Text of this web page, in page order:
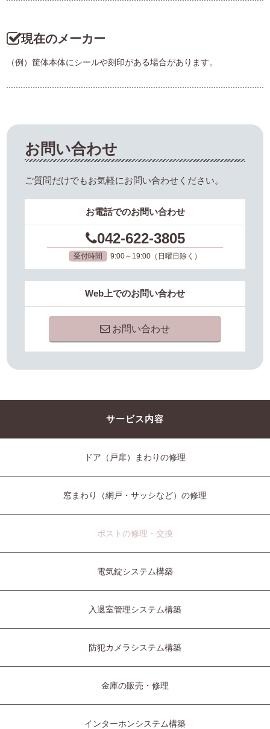
現在のメーカー
（例）筐体本体にシールや刻印がある場合があります。
お問い合わせ
ご質問だけでもお気軽にお問い合わせください。
お電話でのお問い合わせ
042-622-3805
受付時間 9:00～19:00（日曜日除く）
Web上でのお問い合わせ
お問い合わせ
サービス内容
ドア（戸扉）まわりの修理
窓まわり（網戸・サッシなど）の修理
ポストの修理・交換
電気錠システム構築
入退室管理システム構築
防犯カメラシステム構築
金庫の販売・修理
インターホンシステム構築